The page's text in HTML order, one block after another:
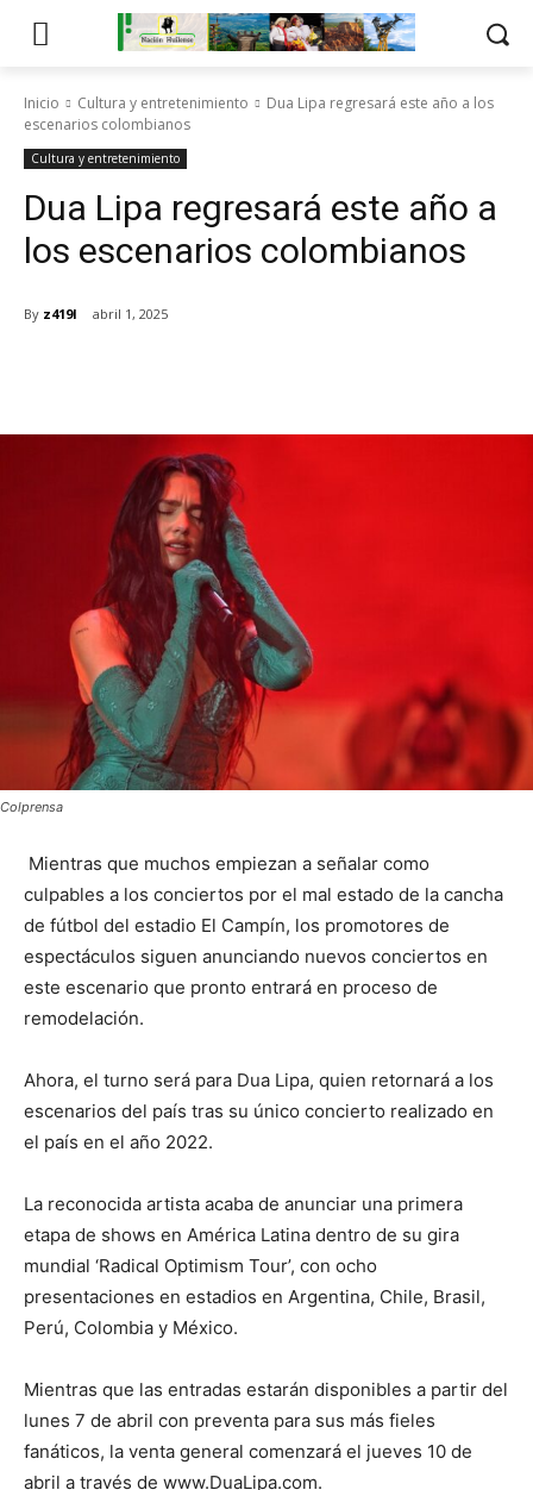
Inicio Cultura y entretenimiento
Dua Lipa regresará este año a los
escenarios colombianos
Cultura y entretenimiento
Dua Lipa regresará este año a
los escenarios colombianos
By z419l abril 1, 2025
Colprensa
Mientras que muchos empiezan a señalar como
culpables a los conciertos por el mal estado de la cancha
de fútbol del estadio El Campín, los promotores de
espectáculos siguen anunciando nuevos conciertos en
este escenario que pronto entrará en proceso de
remodelación.
Ahora, el turno será para Dua Lipa, quien retornará a los
escenarios del país tras su único concierto realizado en
el país en el año 2022.
La reconocida artista acaba de anunciar una primera
etapa de shows en América Latina dentro de su gira
mundial ‘Radical Optimism Tour’, con ocho
presentaciones en estadios en Argentina, Chile, Brasil,
Perú, Colombia y México.
Mientras que las entradas estarán disponibles a partir del
lunes 7 de abril con preventa para sus más fieles
fanáticos, la venta general comenzará el jueves 10 de
abril a través de www.DuaLipa.com.